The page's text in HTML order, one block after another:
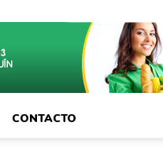
CONTACTO